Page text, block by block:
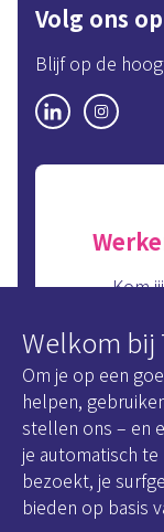
Volg ons
Blijf op de
Kom
Welkom bij
Om je op een
helpen,
stellen ons – en
je automatisch
bezoekt, je
bieden op basis